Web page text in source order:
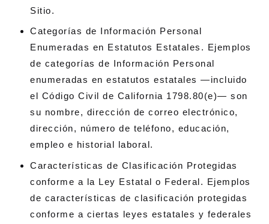
Sitio.
Categorías de Información Personal
Enumeradas en Estatutos Estatales. Ejemplos
de categorías de Información Personal
enumeradas en estatutos estatales —incluido
el Código Civil de California 1798.80(e)— son
su nombre, dirección de correo electrónico,
dirección, número de teléfono, educación,
empleo e historial laboral.
Características de Clasificación Protegidas
conforme a la Ley Estatal o Federal. Ejemplos
de características de clasificación protegidas
conforme a ciertas leyes estatales y federales